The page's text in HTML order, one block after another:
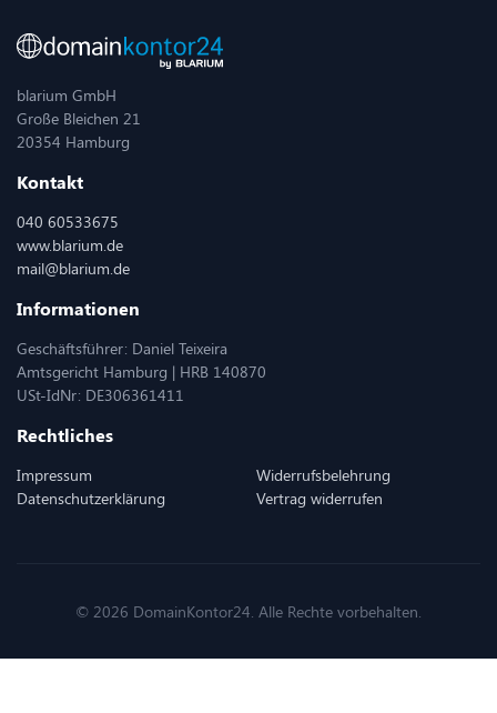
blarium GmbH
Große Bleichen 21
20354 Hamburg
Kontakt
040 60533675
www.blarium.de
mail@blarium.de
Informationen
Geschäftsführer: Daniel Teixeira
Amtsgericht Hamburg | HRB 140870
USt-IdNr: DE306361411
Rechtliches
Impressum
Datenschutzerklärung
Widerrufsbelehrung
Vertrag widerrufen
© 2026 DomainKontor24. Alle Rechte vorbehalten.